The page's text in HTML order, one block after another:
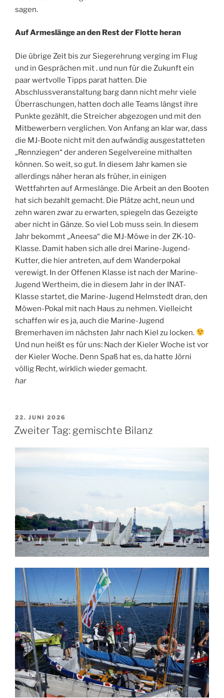
sagen.
Auf Armeslänge an den Rest der Flotte heran
Die übrige Zeit bis zur Siegerehrung verging im Flug
und in Gesprächen mit . und nun für die Zukunft ein
paar wertvolle Tipps parat hatten. Die
Abschlussveranstaltung barg dann nicht mehr viele
Überraschungen, hatten doch alle Teams längst ihre
Punkte gezählt, die Streicher abgezogen und mit den
Mitbewerbern verglichen. Von Anfang an klar war, dass
die MJ-Boote nicht mit den aufwändig ausgestatteten
„Rennziegen“ der anderen Segelvereine mithalten
können. So weit, so gut. In diesem Jahr kamen sie
allerdings näher heran als früher, in einigen
Wettfahrten auf Armeslänge. Die Arbeit an den Booten
hat sich bezahlt gemacht. Die Plätze acht, neun und
zehn waren zwar zu erwarten, spiegeln das Gezeigte
aber nicht in Gänze. So viel Lob muss sein. In diesem
Jahr bekommt „Aneesa“ die MJ-Möwe in der ZK-10-
Klasse. Damit haben sich alle drei Marine-Jugend-
Kutter, die hier antreten, auf dem Wanderpokal
verewigt. In der Offenen Klasse ist nach der Marine-
Jugend Wertheim, die in diesem Jahr in der INAT-
Klasse startet, die Marine-Jugend Helmstedt dran, den
Möwen-Pokal mit nach Haus zu nehmen. Vielleicht
schaffen wir es ja, auch die Marine-Jugend
Bremerhaven im nächsten Jahr nach Kiel zu locken.
Und nun heißt es für uns: Nach der Kieler Woche ist vor
der Kieler Woche. Denn Spaß hat es, da hatte Jörni
völlig Recht, wirklich wieder gemacht.
har
VERÖFFENTLICHT
AM
22. JUNI 2026
Zweiter Tag: gemischte Bilanz